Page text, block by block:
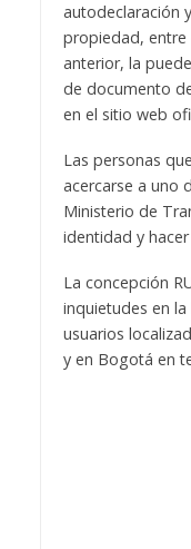
autodeclaración
propiedad,
anterior, la
de documento
en el sitio web
Las personas
acercarse a uno
Ministerio de
identidad y
La concepción
inquietudes en
usuarios
y en Bogotá en